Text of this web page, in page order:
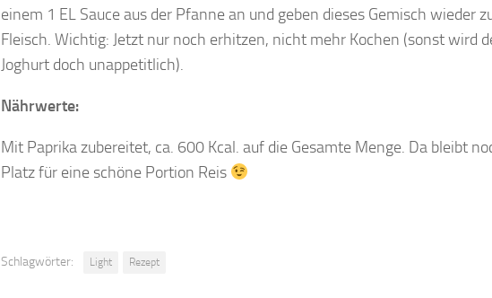
einem 1 EL Sauce aus der Pfanne an und geben dieses Gemisch wieder
Fleisch. Wichtig: Jetzt nur noch erhitzen, nicht mehr Kochen (sonst wird
Joghurt doch unappetitlich).
Nährwerte:
Mit Paprika zubereitet, ca. 600 Kcal. auf die Gesamte Menge. Da bleibt
Platz für eine schöne Portion Reis
Schlagwörter: Light Rezept